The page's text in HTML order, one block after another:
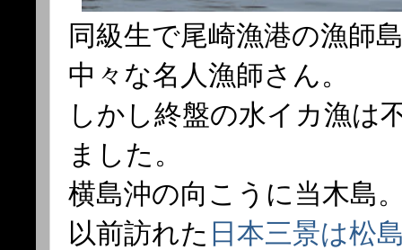
同級生で尾崎漁港の漁師
中々な名人漁師さん。
しかし終盤の水イカ漁は
ました。
横島沖の向こうに当木島
以前訪れた 日本三景は松